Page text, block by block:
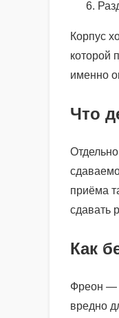
Корпус
которой
именно
Что
приёма
сдавать
Как
Фреон —
вредно